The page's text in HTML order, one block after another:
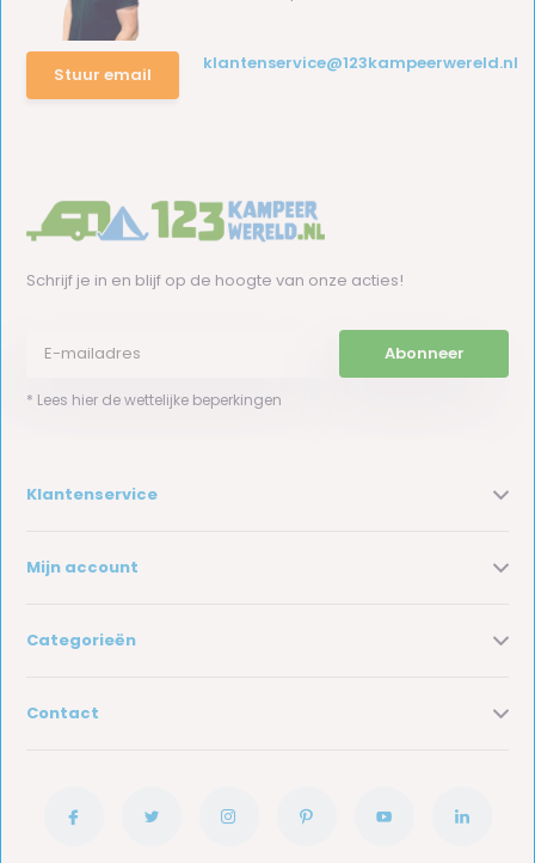
Stuur email
klantenservice@123kampeerwereld.nl
Schrijf je in en blijf op de hoogte van onze acties!
Abonneer
* Lees hier de wettelijke beperkingen
Klantenservice
Mijn account
Categorieën
Contact